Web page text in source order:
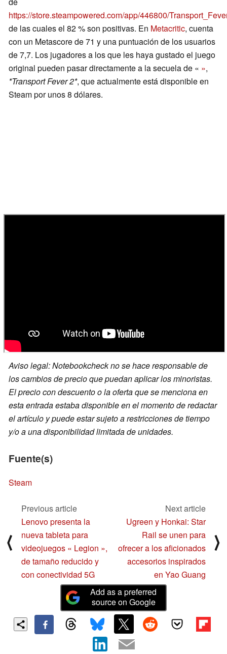
https://store.steampowered.com/app/446800/
de las cuales el 82 % son positivas. En Metacritic, cuenta
con un Metascore de 71 y una puntuación de los usuarios
de 7,7. Los jugadores a los que les haya gustado el juego
original pueden pasar directamente a la secuela de « »,
*Transport Fever 2*, que actualmente está disponible en
Steam por unos 8 dólares.
Aviso legal: Notebookcheck no se hace responsable de
los cambios de precio que puedan aplicar los minoristas.
El precio con descuento o la oferta que se menciona en
esta entrada estaba disponible en el momento de redactar
el artículo y puede estar sujeto a restricciones de tiempo
y/o a una disponibilidad limitada de unidades.
Fuente(s)
Steam
⟨
Previous article
Lenovo presenta la
nueva tableta para
videojuegos « Legion »,
de tamaño reducido y
con conectividad 5G
Next article
Ugreen y Honkai: Star
Rail se unen para
ofrecer a los aficionados
accesorios inspirados
en Yao Guang
⟩
Add as a preferred
source on Google